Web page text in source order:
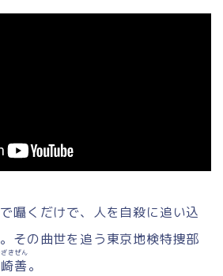
囁くだけで、人を自殺に追い込
。その曲世を追う東京地検特捜部
善
きぜん
。